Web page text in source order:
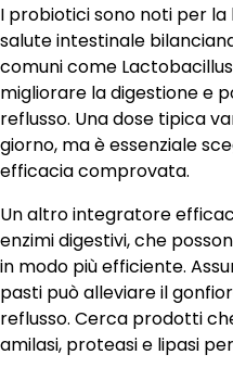
I probiotici sono noti per
salute intestinale
comuni come
migliorare la digestione e
reflusso. Una dose tipica
giorno, ma è essenziale
efficacia comprovata.
Un altro integratore
enzimi digestivi, che
in modo più efficiente.
pasti può alleviare il
reflusso. Cerca prodotti
amilasi, proteasi e lipasi